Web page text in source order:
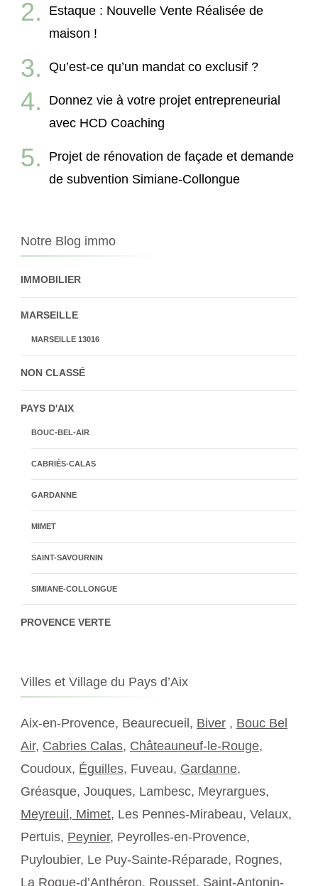
Estaque : Nouvelle Vente Réalisée de
maison !
Qu’est-ce qu’un mandat co exclusif ?
Donnez vie à votre projet entrepreneurial
avec HCD Coaching
Projet de rénovation de façade et demande
de subvention Simiane-Collongue
Notre Blog immo
IMMOBILIER
MARSEILLE
MARSEILLE 13016
NON CLASSÉ
PAYS D'AIX
BOUC-BEL-AIR
CABRIÈS-CALAS
GARDANNE
MIMET
SAINT-SAVOURNIN
SIMIANE-COLLONGUE
PROVENCE VERTE
Villes et Village du Pays d’Aix
Aix-en-Provence, Beaurecueil, Biver , Bouc Bel
Air, Cabries Calas, Châteauneuf-le-Rouge,
Coudoux, Éguilles, Fuveau, Gardanne,
Gréasque, Jouques, Lambesc, Meyrargues,
Meyreuil, Mimet, Les Pennes-Mirabeau, Velaux,
Pertuis, Peynier, Peyrolles-en-Provence,
Puyloubier, Le Puy-Sainte-Réparade, Rognes,
La Roque-d’Anthéron, Rousset, Saint-Antonin-